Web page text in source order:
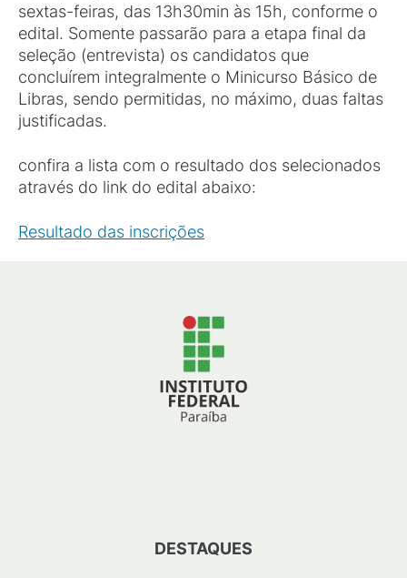
sextas-feiras, das 13h30min às 15h, conforme o
edital. Somente passarão para a etapa final da
seleção (entrevista) os candidatos que
concluírem integralmente o Minicurso Básico de
Libras, sendo permitidas, no máximo, duas faltas
justificadas.
confira a lista com o resultado dos selecionados
através do link do edital abaixo:
Resultado das inscrições
DESTAQUES